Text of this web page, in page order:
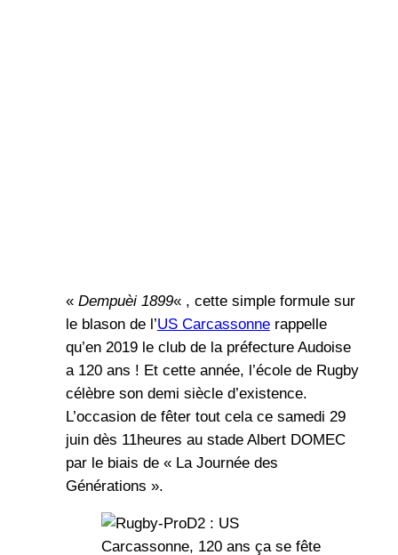
« Dempuèi 1899« , cette simple formule sur
le blason de l’US Carcassonnerappelle
qu’en 2019 le club de la préfecture Audoise
a 120 ans ! Et cette année, l’école de Rugby
célèbre son demi siècle d’existence.
L’occasion de fêter tout cela ce samedi 29
juin dès 11heures au stade Albert DOMEC
par le biais de « La Journée des
Générations ».